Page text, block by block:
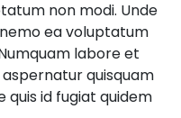
non modi. Unde
nemo ea voluptatum
labore et
quisquam
quis id fugiat quidem